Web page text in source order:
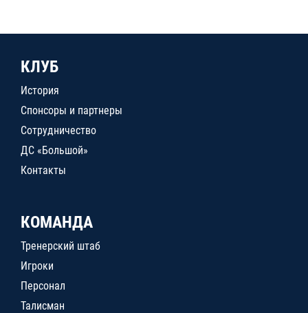
КЛУБ
История
Спонсоры и партнеры
Сотрудничество
ДС «Большой»
Контакты
КОМАНДА
Тренерский штаб
Игроки
Персонал
Талисман